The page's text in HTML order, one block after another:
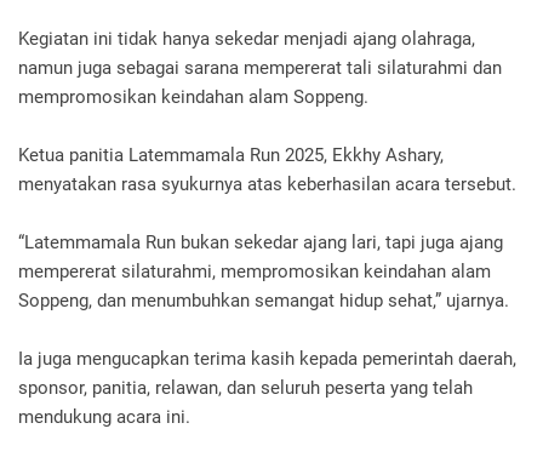
Kegiatan ini tidak hanya sekedar menjadi ajang olahraga,
namun juga sebagai sarana mempererat tali silaturahmi dan
mempromosikan keindahan alam Soppeng.
Ketua panitia Latemmamala Run 2025, Ekkhy Ashary,
menyatakan rasa syukurnya atas keberhasilan acara tersebut.
“Latemmamala Run bukan sekedar ajang lari, tapi juga ajang
mempererat silaturahmi, mempromosikan keindahan alam
Soppeng, dan menumbuhkan semangat hidup sehat,” ujarnya.
Ia juga mengucapkan terima kasih kepada pemerintah daerah,
sponsor, panitia, relawan, dan seluruh peserta yang telah
mendukung acara ini.